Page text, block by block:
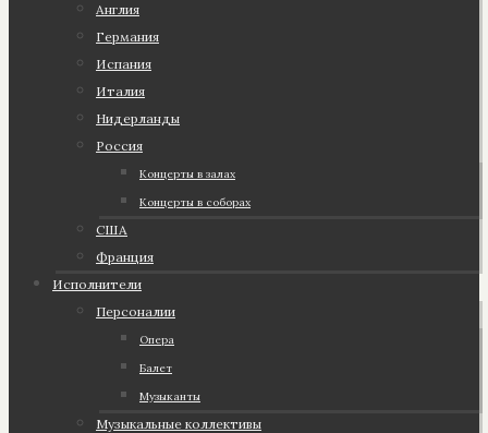
Англия
Германия
Испания
Италия
Нидерланды
Россия
Концерты в залах
Концерты в соборах
США
Франция
Исполнители
Персоналии
Опера
Балет
Музыканты
Музыкальные коллективы